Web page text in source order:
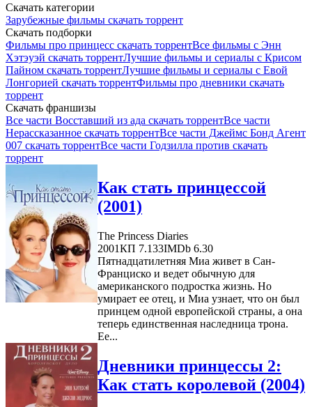
Скачать категории
Зарубежные фильмы скачать торрент
Скачать подборки
Фильмы про принцесс скачать торрентВсе фильмы с Энн
Хэтэуэй скачать торрентЛучшие фильмы и сериалы с Крисом
Пайном скачать торрентЛучшие фильмы и сериалы с Евой
Лонгорией скачать торрентФильмы про дневники скачать
торрент
Скачать франшизы
Все части Восставший из ада скачать торрентВсе части
Нерассказанное скачать торрентВсе части Джеймс Бонд Агент
007 скачать торрентВсе части Годзилла против скачать
торрент
Как стать принцессой
(2001)
The Princess Diaries
2001КП 7.133IMDb 6.30
Пятнадцатилетняя Миа живет в Сан-
Франциско и ведет обычную для
американского подростка жизнь. Но
умирает ее отец, и Миа узнает, что он был
принцем одной европейской страны, а она
теперь единственная наследница трона.
Ее...
Дневники принцессы 2:
Как стать королевой (2004)